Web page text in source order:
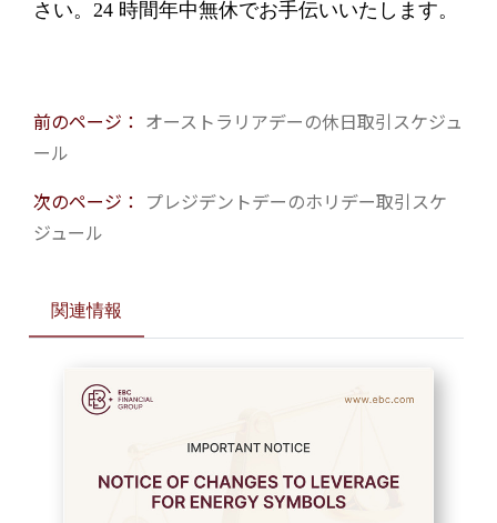
さい。24 時間年中無休でお手伝いいたします。
前のページ： オーストラリアデーの休日取引スケジュ
ール
次のページ：
プレジデントデーのホリデー取引スケ
ジュール
関連情報